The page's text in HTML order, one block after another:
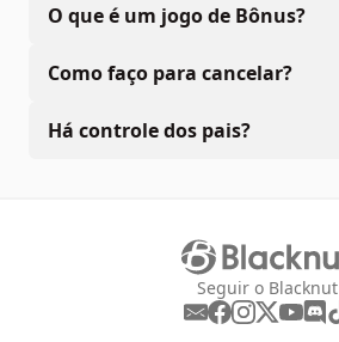
O que é um jogo de Bônus?
Como faço para cancelar?
Há controle dos pais?
Seguir o Blacknut